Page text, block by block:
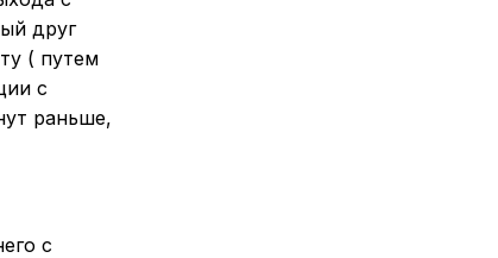
друг
( путем
с
раньше,
с